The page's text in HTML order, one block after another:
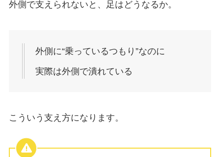
外側で支えられないと、足はどうなるか。
外側に“乗っているつもり”なのに
実際は外側で潰れている
こういう支え方になります。